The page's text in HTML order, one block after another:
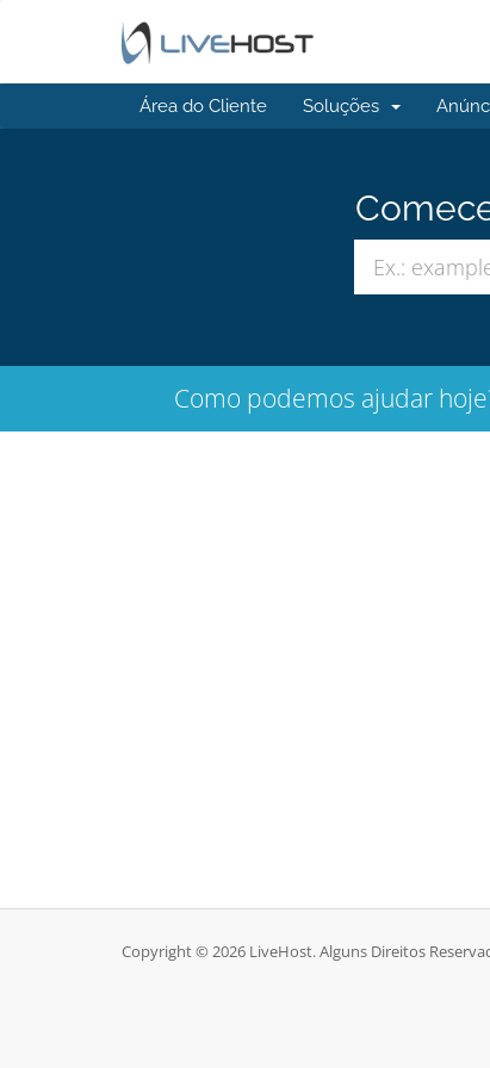
Área do Cliente Soluções
Como podemos ajudar
Copyright © 2026 LiveHost. Alguns Direitos